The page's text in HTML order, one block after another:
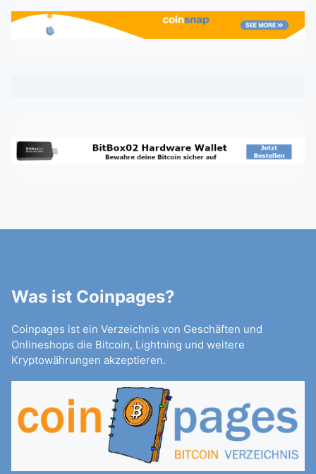
Was ist Coinpages?
Coinpages ist ein Verzeichnis von Geschäften und
Onlineshops die Bitcoin, Lightning und weitere
Kryptowährungen akzeptieren.